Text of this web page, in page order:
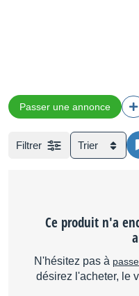
Passer une annonce
Filtrer Trier
Ce produit n'a
N'hésitez pas à
désirez l'acheter, le